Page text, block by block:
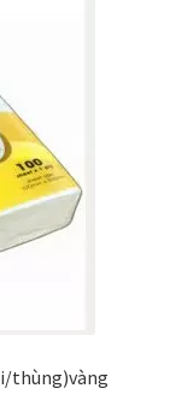
thùng)vàng